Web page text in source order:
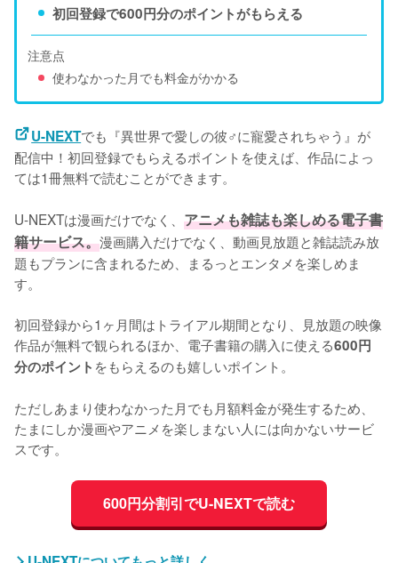
初回登録で600円分のポイントがもらえる
注意点
使わなかった月でも料金がかかる
U-NEXTでも『異世界で愛しの彼♂に寵愛されちゃう』が
配信中！初回登録でもらえるポイントを使えば、作品によっ
ては1冊無料で読むことができます。
U-NEXTは漫画だけでなく、 アニメも雑誌も楽しめる電子書
籍サービス。漫画購入だけでなく、動画見放題と雑誌読み放
題もプランに含まれるため、まるっとエンタメを楽しめま
す。
初回登録から1ヶ月間はトライアル期間となり、見放題の映像
作品が無料で観られるほか、電子書籍の購入に使える600円
分のポイント をもらえるのも嬉しいポイント。
ただしあまり使わなかった月でも月額料金が発生するため、
たまにしか漫画やアニメを楽しまない人には向かないサービ
スです。
600円分割引でU-NEXTで読む